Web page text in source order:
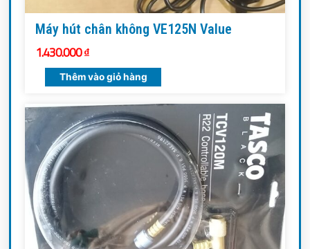
Máy hút chân không VE125N Value
1.430.000₫
Thêm vào giỏ hàng